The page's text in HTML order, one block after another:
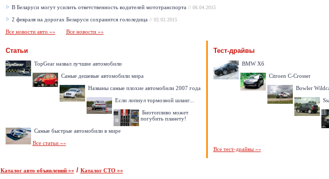
В Беларуси могут усилить ответственность водителей мототранспорта // 06.04.2015
2 февраля на дорогах Беларуси сохранится гололедица // 02.02.2015
Все новости авто »» Все новости »»
Статьи
TopGear назвал лучшие автомобили
Самые дешевые автомобили мира
Названы самые плохие автомобили 2007 года
Если лопнул тормозной шланг...
Биотопливо может
погубить планету!
Самые быстрые автомобили в мире
Все статьи »»
Тест-драйвы
BMW X6
Citroen C-Crosser
Bowler
Все тест-драйвы »»
Каталог авто объявлений »» / Каталог СТО »»